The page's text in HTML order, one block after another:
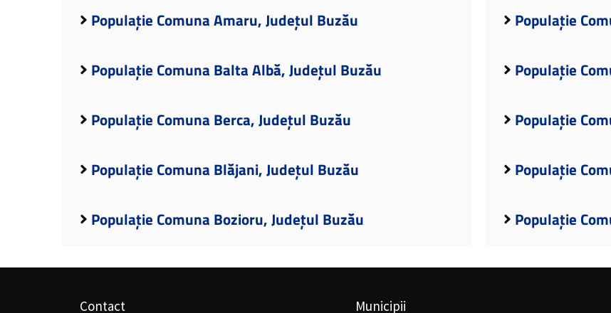
Populație Comuna Amaru, Județul Buzău Populație
Populație Comuna Balta Albă, Județul Buzău Populație
Populație Comuna Berca, Județul Buzău Populație
Populație Comuna Blăjani, Județul Buzău Populație
Populație Comuna Bozioru, Județul Buzău Populație
Contact Municipii